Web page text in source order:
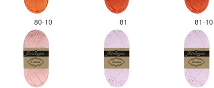
80-10 81 81-10